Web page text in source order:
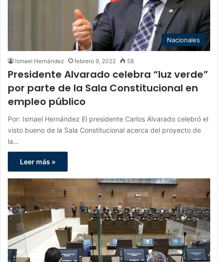
Nacionales
Ismael Hernández febrero 9, 2022 58
Presidente Alvarado celebra “luz verde”
por parte de la Sala Constitucional en
empleo público
Por: Ismael Hernández El presidente Carlos Alvarado celebró el
visto bueno de la Sala Constitucional acerca del proyecto de
la…
Leer más »